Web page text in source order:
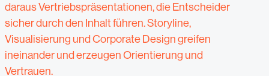
daraus Vertriebspräsentationen, die Entscheider
sicher durch den Inhalt führen. Storyline,
Visualisierung und Corporate Design greifen
ineinander und erzeugen Orientierung und
Vertrauen.